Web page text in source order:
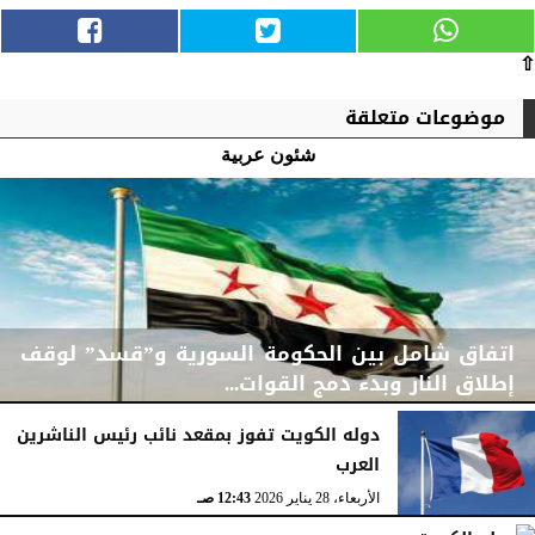
⇧
موضوعات متعلقة
شئون عربية
اتفاق شامل بين الحكومة السورية و”قسد” لوقف
إطلاق النار وبدء دمج القوات...
الجمعة، 30 يناير 2026 06:08 مـ
دوله الكويت تفوز بمقعد نائب رئيس الناشرين
العرب
الأربعاء، 28 يناير 2026 12:43 صـ